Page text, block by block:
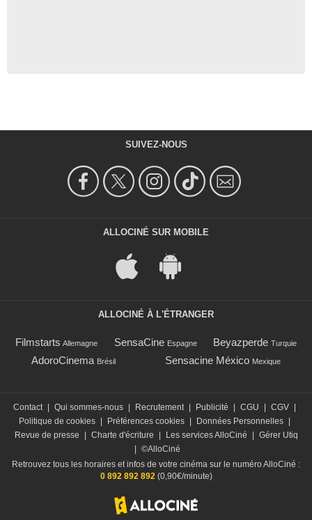
SUIVEZ-NOUS
ALLOCINÉ SUR MOBILE
ALLOCINÉ À L'ÉTRANGER
Filmstarts Allemagne SensaCine Espagne Beyazperde Turquie
AdoroCinema Brésil Sensacine México Mexique
Contact | Qui sommes-nous | Recrutement | Publicité | CGU | CGV |
Politique de cookies | Préférences cookies | Données Personnelles |
Revue de presse
| Charte d'écriture | Les services AlloCiné | Gérer Utiq
| ©AlloCiné
Retrouvez tous les horaires et infos de votre cinéma sur le numéro AlloCiné :
0 892 892 892(0,90€/minute)